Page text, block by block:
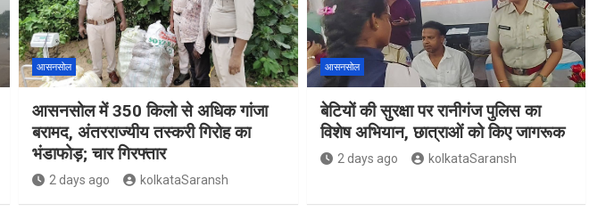
आसनसोल
आसनसोल में 350 किलो से अधिक गांजा
बरामद, अंतरराज्यीय तस्करी गिरोह का
भंडाफोड़; चार गिरफ्तार
2 days ago kolkataSaransh
आसनसोल
बेटियों की सुरक्षा पर रानीगंज पुलिस का
विशेष अभियान, छात्राओं को किए जागरूक
2 days ago kolkataSaransh